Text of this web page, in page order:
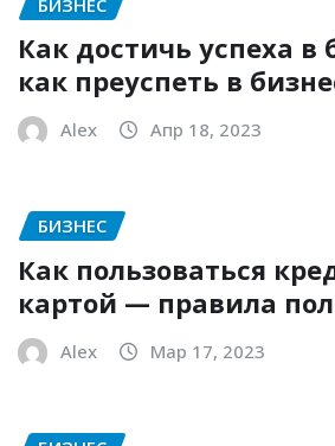
Как достичь успеха в
как преуспеть в
Alex Апр 18, 2023
БИЗНЕС
Как пользоваться
картой — правила
Alex Мар 17, 2023